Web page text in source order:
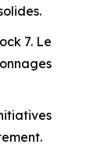
7. Le